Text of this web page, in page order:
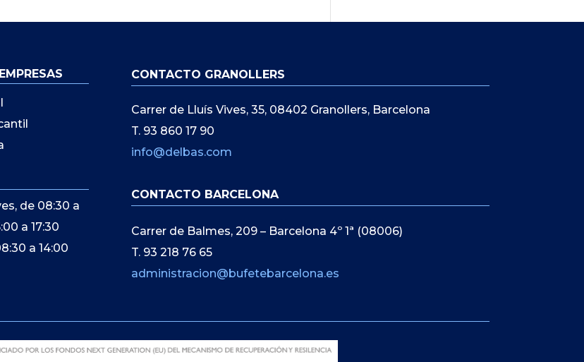
de 08:30 a
a 17:30
a 14:00
CONTACTO GRANOLLERS
Carrer de Lluís Vives, 35, 08402 Granollers, Barcelona
T. 93 860 17 90
info@delbas.com
CONTACTO BARCELONA
Carrer de Balmes, 209 – Barcelona 4º 1ª (08006)
T. 93 218 76 65
administracion@bufetebarcelona.es